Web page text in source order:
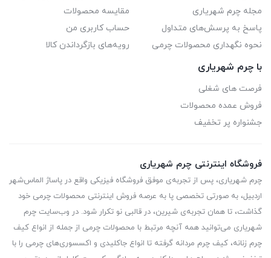
مجله چرم شهریاری
پاسخ به پرسش‌های متداول
نحوه نگهداری محصولات چرمی
مقایسه محصولات
حساب کاربری من
رویه‌های بازگرداندن کالا
با چرم شهریاری
فرصت های شغلی
فروش عمده محصولات
جشنواره پر تخفیف
فروشگاه اینترنتی چرم شهریاری
چرم شهریاری، پس از تجربه‌ی موفق فروشگاه فیزیکی واقع در پاساژ الماس‌شهر
اردبیل، به صورتی تخصصی پا به عرصه فروش اینترنتی محصولات چرمی خود
گذاشت، تا همان تجربه‌ی شیرین، در قالبی نو تکرار شود. در وب‌سایت چرم
شهریاری می‌توانید همه آنچه مرتبط با محصولات چرمی از جمله از انواع کیف
چرم زنانه، کیف چرم مردانه گرفته تا انواع جاکلیدی و اکسسوری‌های چرمی را با